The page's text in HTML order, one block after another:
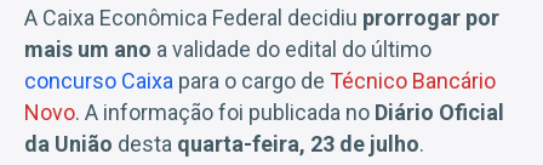
A Caixa Econômica Federal decidiu prorrogar por
mais um ano a validade do edital do último
concurso Caixa para o cargo de Técnico Bancário
Novo. A informação foi publicada no Diário Oficial
da União desta quarta-feira, 23 de julho.